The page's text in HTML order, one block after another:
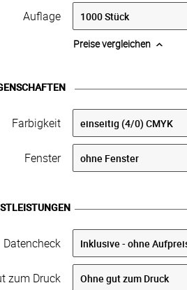
Auflage
Preise vergleichen
Farbigkeit
Fenster
Datencheck
zum Druck